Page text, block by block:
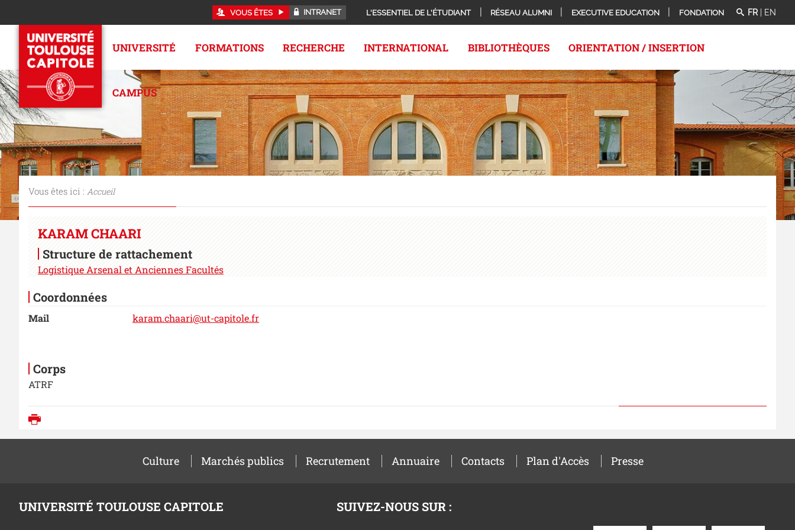
VOUS ÊTES INTRANET L'ESSENTIEL DE L'ÉTUDIANT RÉSEAU ALUMNI EXECUTIVE EDUCATION FONDATION FR EN
UNIVERSITÉ FORMATIONS RECHERCHE INTERNATIONAL BIBLIOTHÈQUES ORIENTATION / INSERTION
CAMPUS
Vous êtes ici : Accueil
KARAM CHAARI
Structure de rattachement
Logistique Arsenal et Anciennes Facultés
Coordonnées
Mail karam.chaari@ut-capitole.fr
Corps
ATRF
Culture Marchés publics Recrutement Annuaire Contacts Plan d'Accès Presse
UNIVERSITÉ TOULOUSE CAPITOLE SUIVEZ-NOUS SUR :